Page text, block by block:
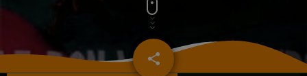
share
email